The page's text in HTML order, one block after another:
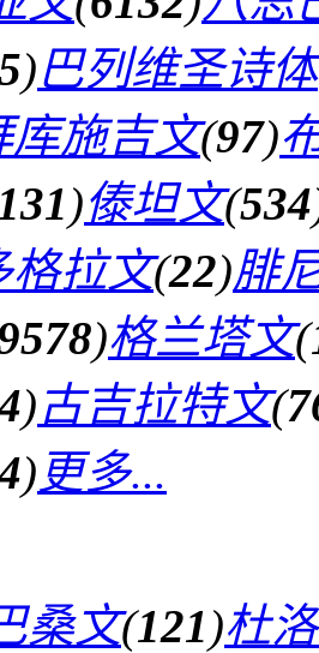
)巴列维圣诗体
库施吉文(97)
)傣坦文(534
格拉文(22)腓
)格兰塔文(
)古吉拉特文(
) 更多...
桑文(121)杜